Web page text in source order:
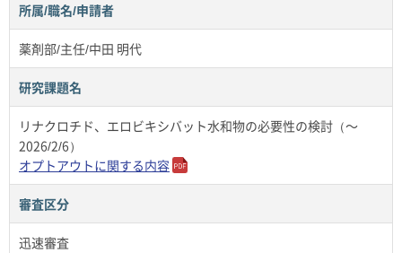
所属/職名/申請者
薬剤部/主任/中田 明代
研究課題名
リナクロチド、エロビキシバット水和物の必要性の検討（～
2026/2/6）
オプトアウトに関する内容
審査区分
迅速審査